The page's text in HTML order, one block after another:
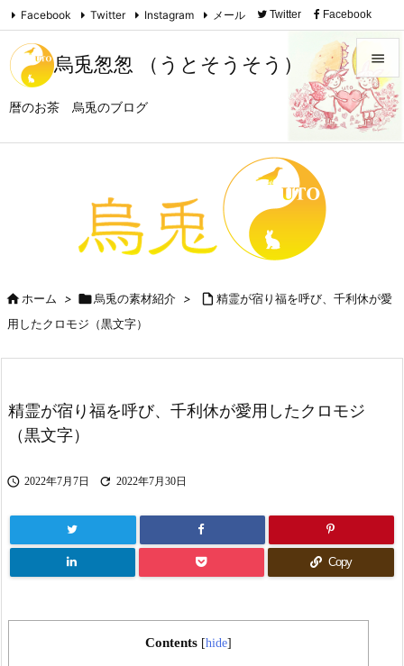
烏兎怱怱 （うとそうそう）
暦のお茶 烏兎のブログ


メニュ

検索
Facebook Twitter Instagram メール Twitter Facebook
Instagram
ホーム > 烏兎の素材紹介 >  精霊が宿り福を呼び、千利休が愛
用したクロモジ（黒文字）
精霊が宿り福を呼び、千利休が愛用したクロモジ
（黒文字）
 2022年7月7日  2022年7月30日
Copy
Contents [hide]